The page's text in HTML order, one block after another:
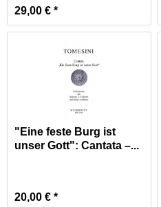
29,00 € *
"Eine feste Burg ist
unser Gott": Cantata –...
20,00 € *